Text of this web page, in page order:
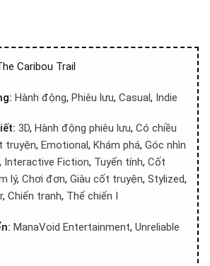
Caribou Trail
Hành động, Phiêu lưu, Casual, Indie
3D, Hành động phiêu lưu, Có chiều
truyện, Emotional, Khám phá, Góc nhìn
, Interactive Fiction, Tuyến tính, Cốt
lý, Chơi đơn, Giàu cốt truyện, Stylized,
, Chiến tranh, Thế chiến I
ManaVoid Entertainment, Unreliable